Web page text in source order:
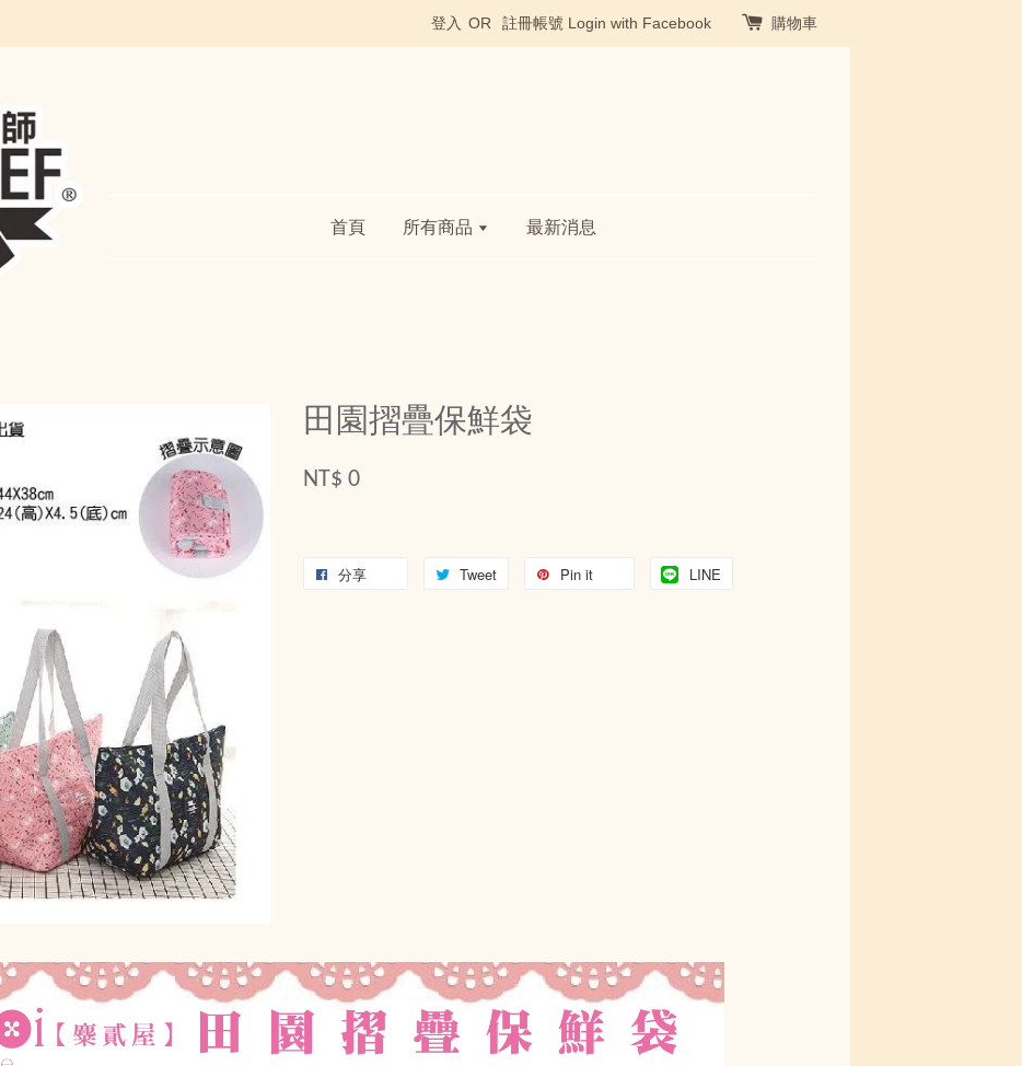
登入 OR 註冊帳號 Login with Facebook 購物車
首頁 所有商品 最新消息
田園摺疊保鮮袋
NT$ 0
分享 Tweet Pin it LINE